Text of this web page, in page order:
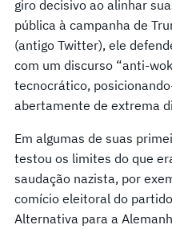
giro decisivo ao alinhar
pública à campanha de
(antigo Twitter), ele
com um discurso “anti-
tecnocrático,
abertamente de extrema
Em algumas de suas
testou os limites do que
saudação nazista, por
comício eleitoral do
Alternativa para a